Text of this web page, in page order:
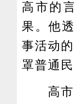
高市的
果。他
事活动
罩普通
高市早